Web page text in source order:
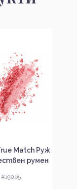
Match Руж
румен
#19065